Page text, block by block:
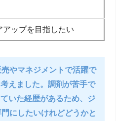
アップを目指したい
やマネジメントで活躍で
えました。調剤が苦手で
いた経歴があるため、ジ
にしたいけれどどうかと